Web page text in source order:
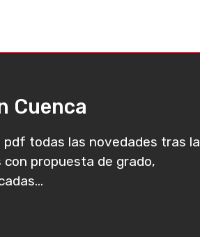
Cuenca
todas las novedades tras la
propuesta de grado,